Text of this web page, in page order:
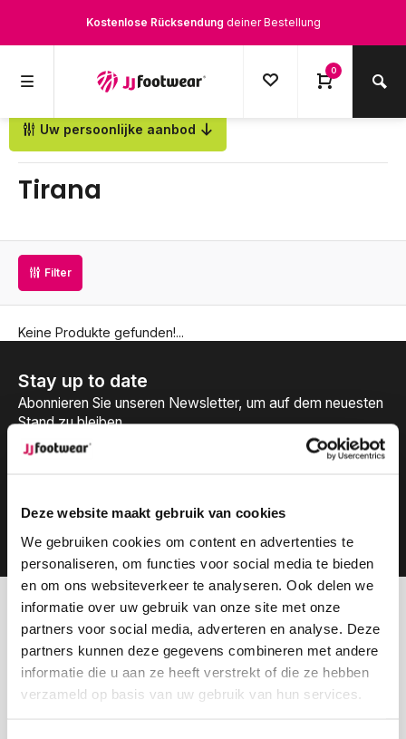
Deze website maakt gebruik van cookies
We gebruiken cookies om content en advertenties te
personaliseren, om functies voor social media te bieden
en om ons websiteverkeer te analyseren. Ook delen we
informatie over uw gebruik van onze site met onze
partners voor social media, adverteren en analyse. Deze
partners kunnen deze gegevens combineren met andere
informatie die u aan ze heeft verstrekt of die ze hebben
verzameld op basis van uw gebruik van hun services.
Kostenlose Rücksendung deiner Bestellung
0
Uw persoonlijke aanbod
Tirana
Filter
Keine Produkte gefunden!...
Stay up to date
Abonnieren Sie unseren Newsletter, um auf dem neuesten
Stand zu bleiben.
Können wir hilfen?
Kundendienst:
geöffnet
Rufen Sie an
0416-272223